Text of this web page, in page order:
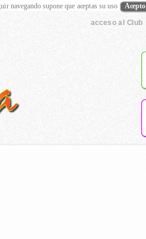
acceso al Club
navegando supone que aceptas su uso Acepto